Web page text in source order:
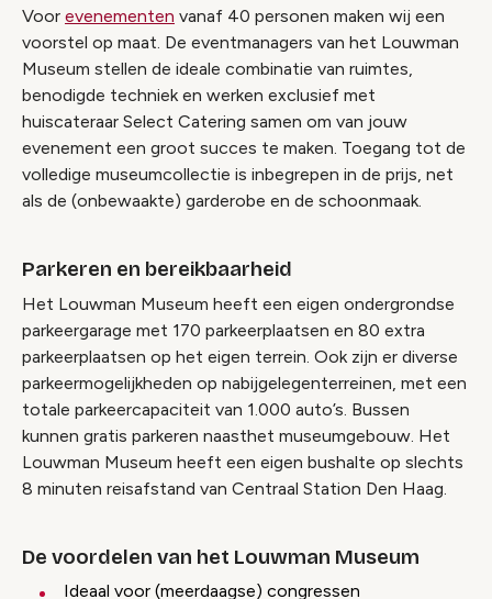
Voor evenementen vanaf 40 personen maken wij een
voorstel op maat. De eventmanagers van het Louwman
Museum stellen de ideale combinatie van ruimtes,
benodigde techniek en werken exclusief met
huiscateraar Select Catering samen om van jouw
evenement een groot succes te maken. Toegang tot de
volledige museumcollectie is inbegrepen in de prijs, net
als de (onbewaakte) garderobe en de schoonmaak.
Parkeren en bereikbaarheid
Het Louwman Museum heeft een eigen ondergrondse
parkeergarage met 170 parkeerplaatsen en 80 extra
parkeerplaatsen op het eigen terrein. Ook zijn er diverse
parkeermogelijkheden op nabijgelegenterreinen, met een
totale parkeercapaciteit van 1.000 auto’s. Bussen
kunnen gratis parkeren naasthet museumgebouw. Het
Louwman Museum heeft een eigen bushalte op slechts
8 minuten reisafstand van Centraal Station Den Haag.
De voordelen van het Louwman Museum
Ideaal voor (meerdaagse) congressen